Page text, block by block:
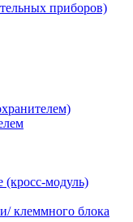
приборов)
(кросс-модуль)
клеммного блока